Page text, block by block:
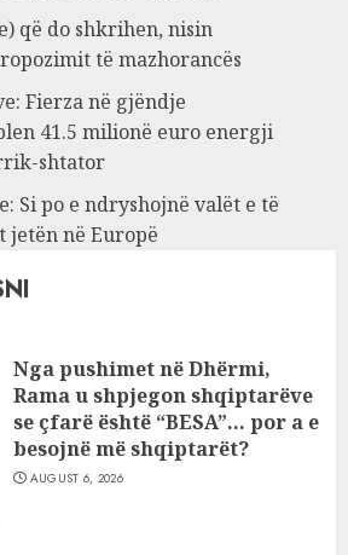
që do shkrihen, nisin
të mazhorancës
Fierza në gjëndje
41.5 milionë euro energji
shtator
Si po e ndryshojnë valët e të
në Europë
Nga pushimet në Dhërmi,
Rama u shpjegon shqiptarëve
se çfarë është “BESA”… por a e
besojnë më shqiptarët?
AUGUST 6, 2026